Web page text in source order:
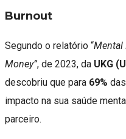
Burnout
Segundo o relatório “Mental
Money”, de 2023, da UKG
descobriu que para 69%
impacto na sua saúde
parceiro.